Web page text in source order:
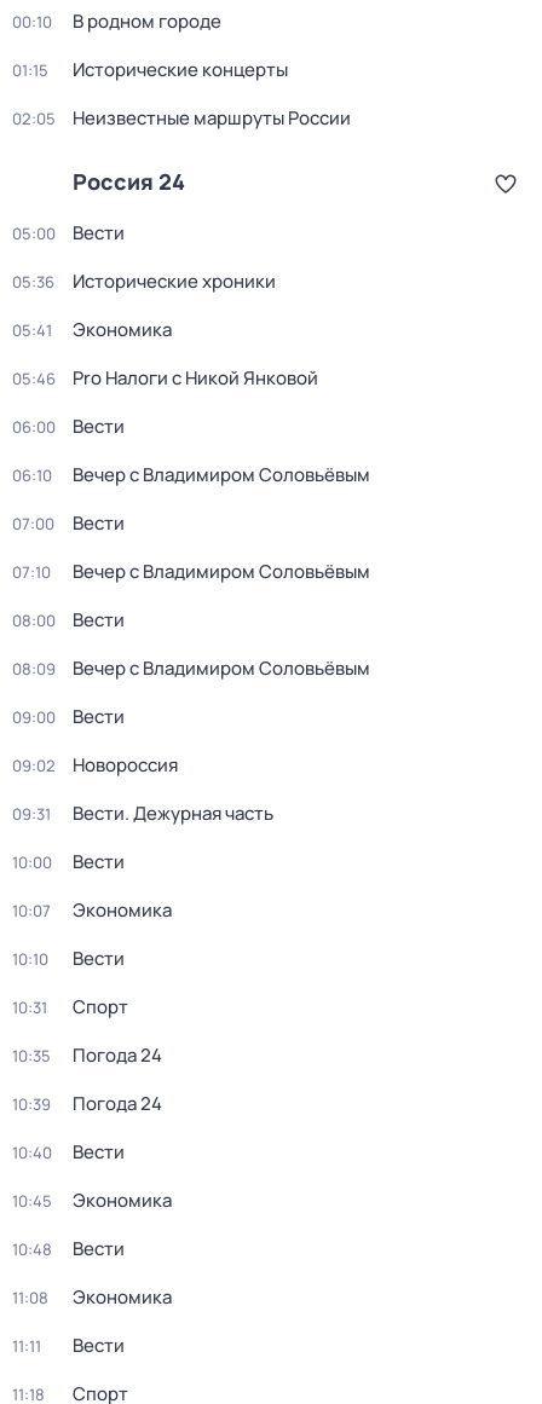
00:10 В родном городе
01:15 Исторические концерты
02:05 Неизвестные маршруты России
Россия 24
05:00 Вести
05:36 Исторические хроники
05:41 Экономика
05:46 Pro Налоги с Никой Янковой
06:00 Вести
06:10 Вечер с Владимиром Соловьёвым
07:00 Вести
07:10 Вечер с Владимиром Соловьёвым
08:00 Вести
08:09 Вечер с Владимиром Соловьёвым
09:00 Вести
09:02 Новороссия
09:31 Вести. Дежурная часть
10:00 Вести
10:07 Экономика
10:10 Вести
10:31 Спорт
10:35 Погода 24
10:39 Погода 24
10:40 Вести
10:45 Экономика
10:48 Вести
11:08 Экономика
11:11 Вести
11:18 Спорт